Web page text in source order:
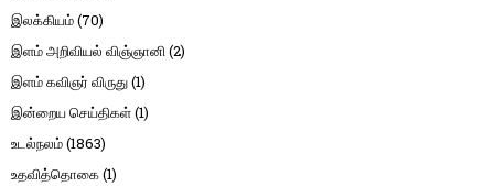
இலக்கியம்(70)
இளம் அறிவியல் விஞ்ஞானி(2)
இளம் கவிஞர் விருது(1)
இன்றைய செய்திகள்(1)
உடல்நலம்(1863)
உதவித்தொகை(1)